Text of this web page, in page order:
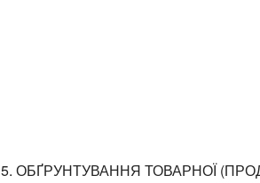
5. ОБҐРУНТУВАННЯ ТОВАРНОЇ